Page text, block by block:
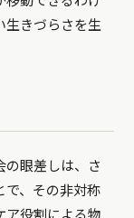
生きづらさを生
の眼差しは、さ
で、その非対称